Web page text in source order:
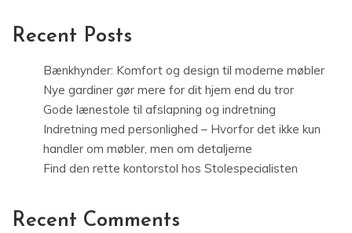
Recent Posts
Bænkhynder: Komfort og design til moderne møbler
Nye gardiner gør mere for dit hjem end du tror
Gode lænestole til afslapning og indretning
Indretning med personlighed – Hvorfor det ikke kun
handler om møbler, men om detaljerne
Find den rette kontorstol hos Stolespecialisten
Recent Comments